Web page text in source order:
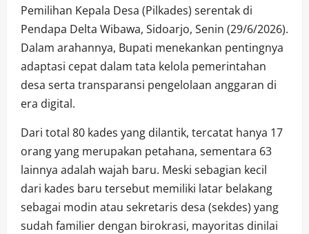
Pemilihan Kepala Desa (Pilkades) serentak di
Pendapa Delta Wibawa, Sidoarjo, Senin (29/6/2026).
Dalam arahannya, Bupati menekankan pentingnya
adaptasi cepat dalam tata kelola pemerintahan
desa serta transparansi pengelolaan anggaran di
era digital.
​Dari total 80 kades yang dilantik, tercatat hanya 17
orang yang merupakan petahana, sementara 63
lainnya adalah wajah baru. Meski sebagian kecil
dari kades baru tersebut memiliki latar belakang
sebagai modin atau sekretaris desa (sekdes) yang
sudah familier dengan birokrasi, mayoritas dinilai